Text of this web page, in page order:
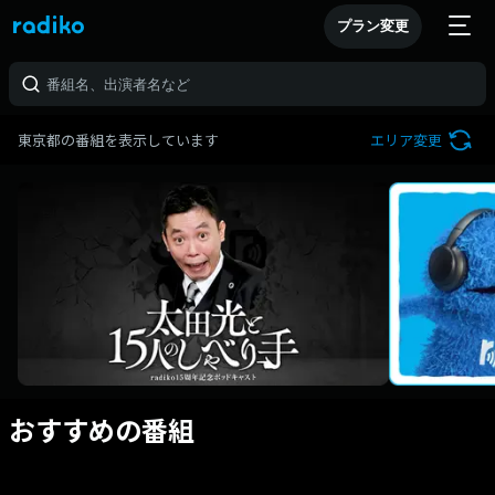
プラン変更
東京都の番組を表示しています エリア変更
おすすめの番組